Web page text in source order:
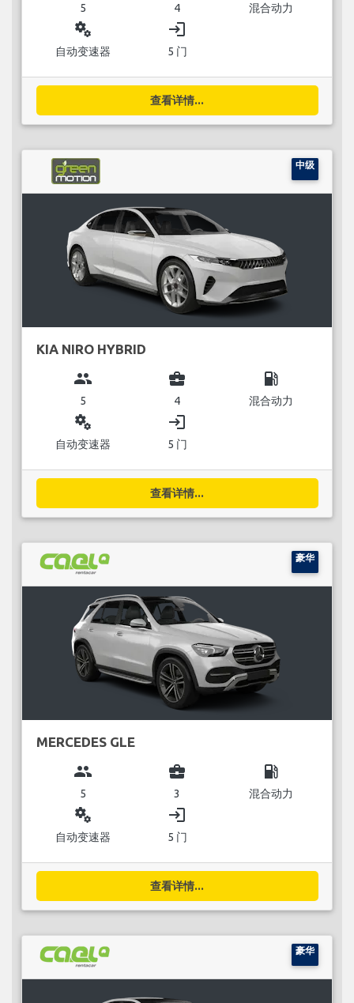
5 4 混合动力
miscellaneous_services
自动变速器
login
5 门
查看详情...
中级
KIA NIRO HYBRID
group
5
business_center
4
local_gas_station
混合动力
miscellaneous_services
自动变速器
login
5 门
查看详情...
豪华
MERCEDES GLE
group
5
business_center
3
local_gas_station
混合动力
miscellaneous_services
自动变速器
login
5 门
查看详情...
豪华